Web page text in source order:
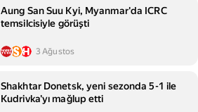
Aung San Suu Kyi, Myanmar'da ICRC
temsilcisiyle görüşti
3 Ağustos
Shakhtar Donetsk, yeni sezonda 5-1 ile
Kudrivka'yı mağlup etti